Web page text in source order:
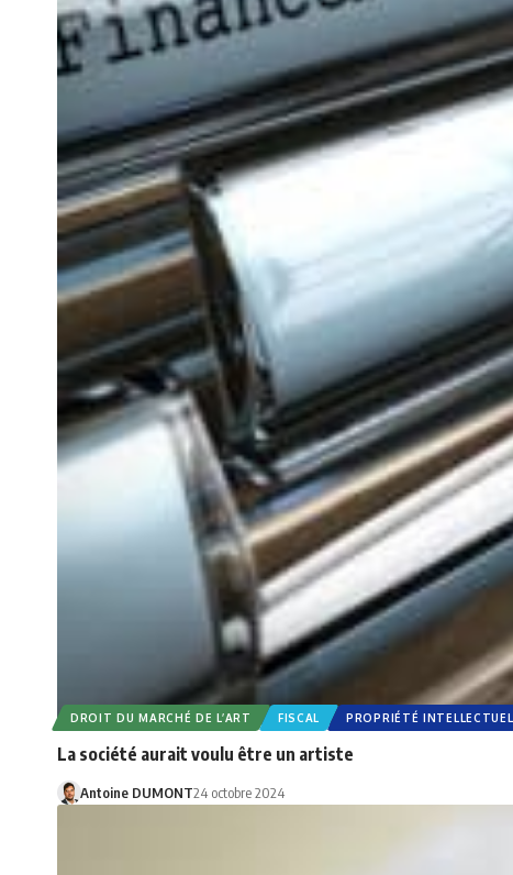
DROIT DU MARCHÉ DE L’ART FISCAL PROPRIÉTÉ
La société aurait voulu être un artiste
Antoine DUMONT24 octobre 2024